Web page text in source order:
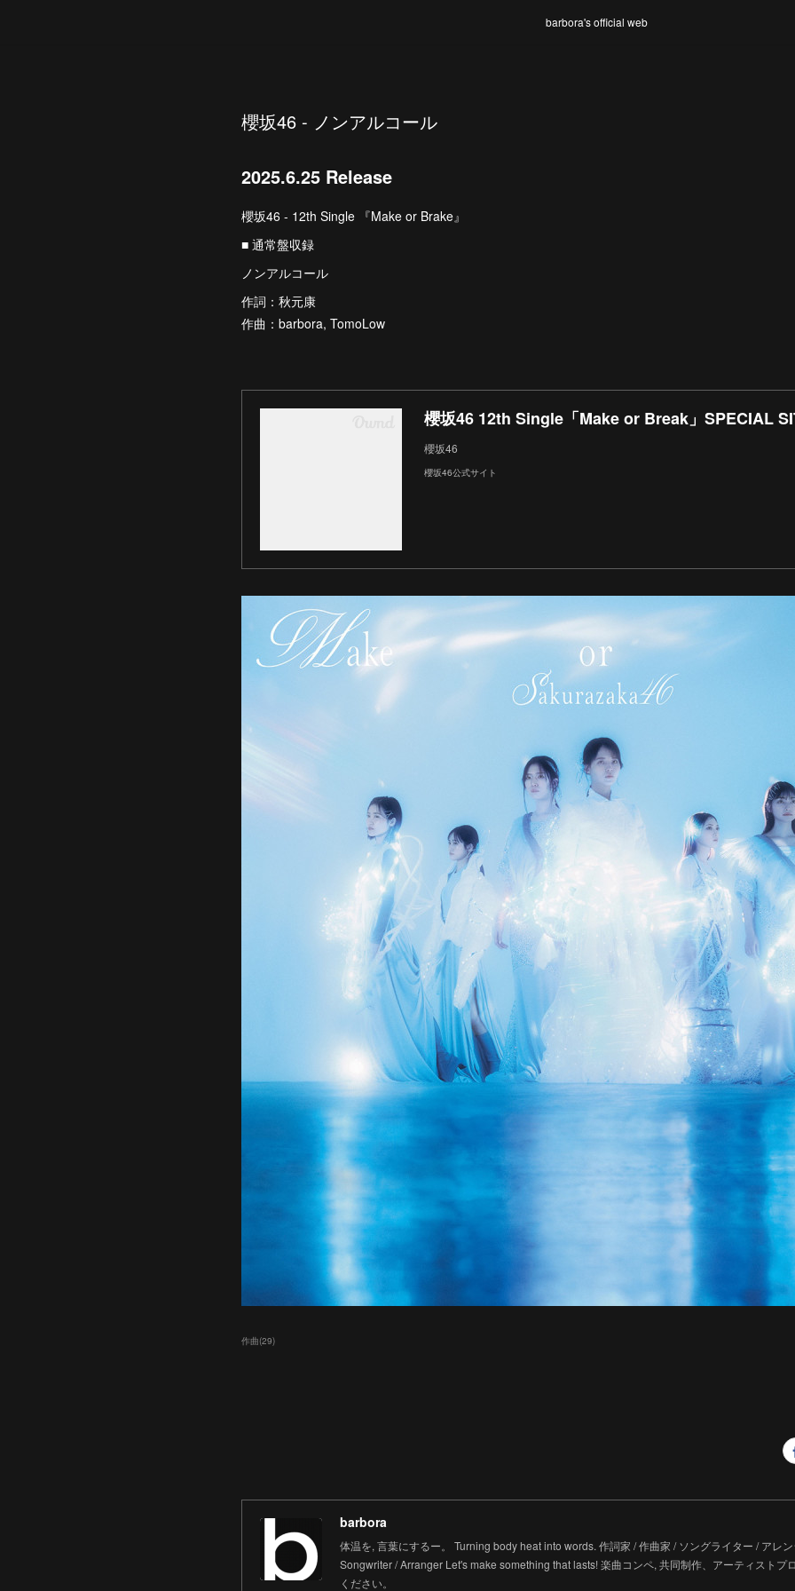
barbora's official web
櫻坂46 - ノンアルコール
2025.6.25 Release
櫻坂46 - 12th Single 『Make or Brake』
■ 通常盤収録
ノンアルコール
作詞：秋元康
作曲：barbora, TomoLow
櫻坂46 12th Single「Make or Break」SPECIAL
櫻坂46
櫻坂46公式サイト
作曲(29)
barbora
体温を, 言葉にするー。 Turning body heat into words. 作詞家 / 作曲家 / ソングライター / アレ
Songwriter / Arranger Let's make something that lasts! 楽曲コンペ, 共同制作、アーティストプ
ください。